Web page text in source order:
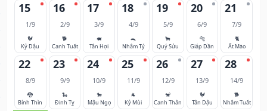
15
1/9
🐓
Kỷ Dậu
16
2/9
🐕
Canh Tuất
17
3/9
🐖
Tân Hợi
18
4/9
🐀
Nhâm Tý
19
5/9
🐂
Quý Sửu
20
6/9
🐅
Giáp Dần
21
7/9
🐈
Ất Mão
22
8/9
🐉
Bính Thìn
23
9/9
🐍
Đinh Tỵ
24
10/9
🐎
Mậu Ngọ
25
11/9
🐐
Kỷ Mùi
26
12/9
🐒
Canh Thân
27
13/9
🐓
Tân Dậu
28
14/9
🐕
Nhâm Tuất